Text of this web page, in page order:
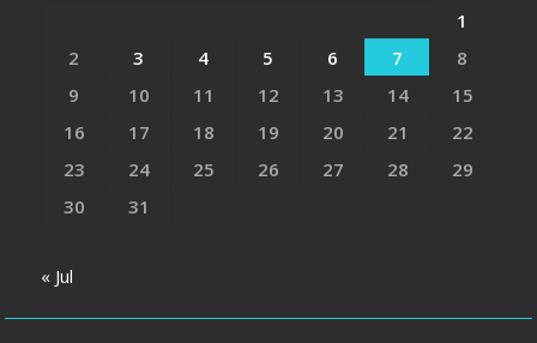
1
2
3 4 5 6 7
8
9
10 11 12 13 14
15
16
17 18 19 20 21
22
23
24 25 26 27 28
29
30
31
« Jul